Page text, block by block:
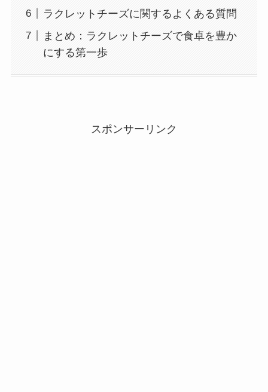
ラクレットチーズに関するよくある質問
まとめ：ラクレットチーズで食卓を豊か
にする第一歩
スポンサーリンク